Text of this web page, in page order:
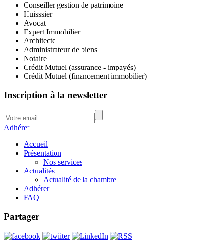
Conseiller gestion de patrimoine
Huisssier
Avocat
Expert Immobilier
Architecte
Administrateur de biens
Notaire
Crédit Mutuel (assurance - impayés)
Crédit Mutuel (financement immobilier)
Inscription à la newsletter
Adhérer
Accueil
Présentation
Nos services
Actualités
Actualité de la chambre
Adhérer
FAQ
Partager